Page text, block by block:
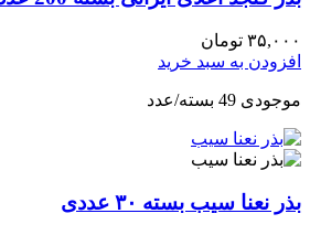
۳۵,۰۰۰ تومان
افزودن به سبد خرید
موجودی 49 بسته/عدد
بذر نعنا سیب بسته ۳۰ عددی